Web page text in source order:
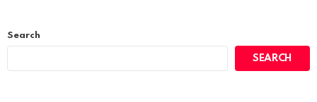
Search
SEARCH